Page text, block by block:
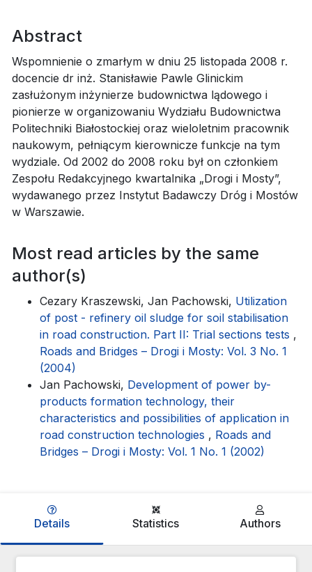
Abstract
Wspomnienie o zmarłym w dniu 25 listopada 2008 r.
docencie dr inż. Stanisławie Pawle Glinickim
zasłużonym inżynierze budownictwa lądowego i
pionierze w organizowaniu Wydziału Budownictwa
Politechniki Białostockiej oraz wieloletnim pracownik
naukowym, pełniącym kierownicze funkcje na tym
wydziale. Od 2002 do 2008 roku był on członkiem
Zespołu Redakcyjnego kwartalnika „Drogi i Mosty”,
wydawanego przez Instytut Badawczy Dróg i Mostów
w Warszawie.
Most read articles by the same
author(s)
Cezary Kraszewski, Jan Pachowski, Utilization
of post - refinery oil sludge for soil stabilisation
in road construction. Part II: Trial sections tests ,
Roads and Bridges – Drogi i Mosty: Vol. 3 No. 1
(2004)
Jan Pachowski, Development of power by-
products formation technology, their
characteristics and possibilities of application in
road construction technologies , Roads and
Bridges – Drogi i Mosty: Vol. 1 No. 1 (2002)
Details Statistics Authors